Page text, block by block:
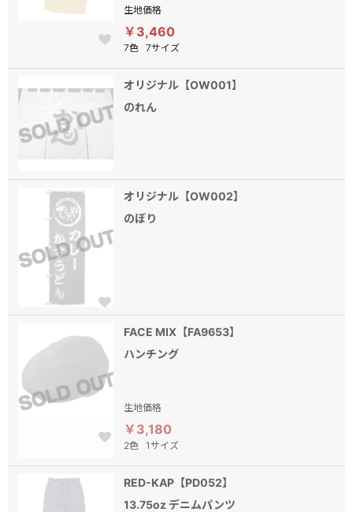
生地価格
￥3,460
7色 7サイズ
オリジナル【OW001】
のれん
オリジナル【OW002】
のぼり
FACE MIX【FA9653】
ハンチング
生地価格
￥3,180
2色 1サイズ
RED-KAP【PD052】
13.75oz デニムパンツ